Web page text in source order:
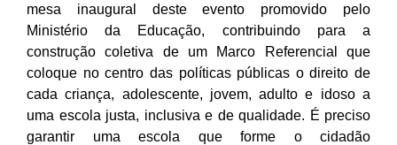
mesa inaugural deste evento promovido pelo
Ministério da Educação, contribuindo para a
construção coletiva de um Marco Referencial que
coloque no centro das políticas públicas o direito de
cada criança, adolescente, jovem, adulto e idoso a
uma escola justa, inclusiva e de qualidade. É preciso
garantir uma escola que forme o cidadão